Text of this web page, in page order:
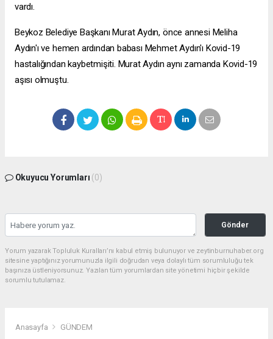
vardı.
Beykoz Belediye Başkanı Murat Aydın, önce annesi Meliha
Aydın'ı ve hemen ardından babası Mehmet Aydın'ı Kovid-19
hastalığından kaybetmişiti. Murat Aydın aynı zamanda Kovid-19
aşısı olmuştu.
Okuyucu Yorumları (0)
Gönder
Yorum yazarak Topluluk Kuralları’nı kabul etmiş bulunuyor ve zeytinburnuhaber.org
sitesine yaptığınız yorumunuzla ilgili doğrudan veya dolaylı tüm sorumluluğu tek
başınıza üstleniyorsunuz. Yazılan tüm yorumlardan site yönetimi hiçbir şekilde
sorumlu tutulamaz.
Anasayfa GÜNDEM